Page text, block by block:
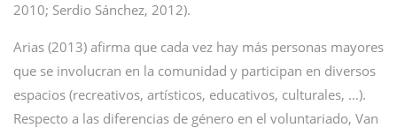
2010; Serdio Sánchez, 2012).
Arias (2013) afirma que cada vez hay más personas mayores
que se involucran en la comunidad y participan en diversos
espacios (recreativos, artísticos, educativos, culturales, …).
Respecto a las diferencias de género en el voluntariado, Van